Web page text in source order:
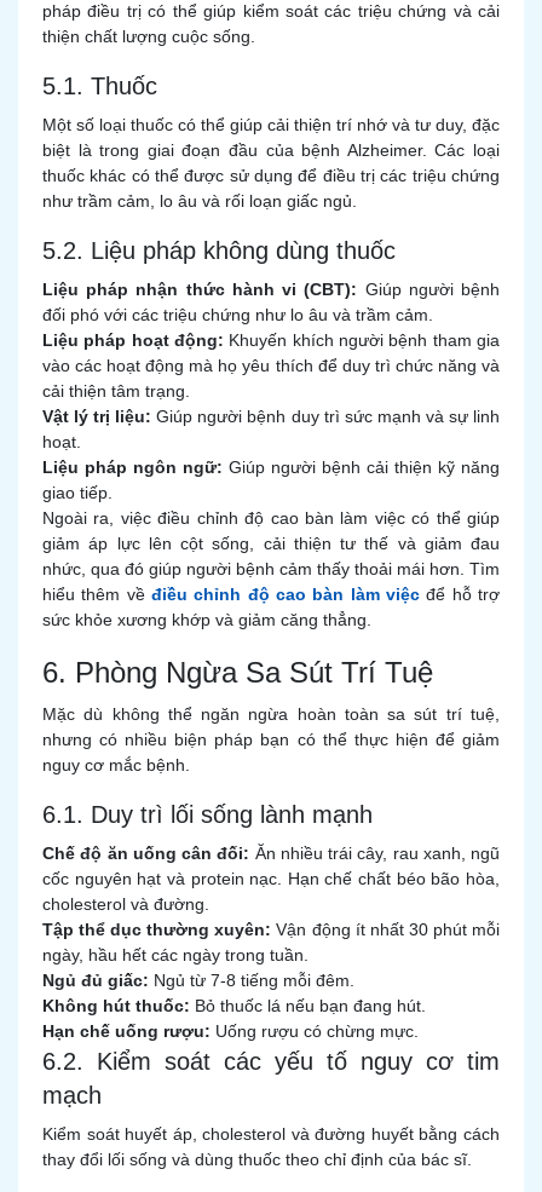
pháp điều trị có thể giúp kiểm soát các triệu chứng và cải
thiện chất lượng cuộc sống.
5.1. Thuốc
Một số loại thuốc có thể giúp cải thiện trí nhớ và tư duy, đặc
biệt là trong giai đoạn đầu của bệnh Alzheimer. Các loại
thuốc khác có thể được sử dụng để điều trị các triệu chứng
như trầm cảm, lo âu và rối loạn giấc ngủ.
5.2. Liệu pháp không dùng thuốc
Liệu pháp nhận thức hành vi (CBT): Giúp người bệnh
đối phó với các triệu chứng như lo âu và trầm cảm.
Liệu pháp hoạt động: Khuyến khích người bệnh tham gia
vào các hoạt động mà họ yêu thích để duy trì chức năng và
cải thiện tâm trạng.
Vật lý trị liệu: Giúp người bệnh duy trì sức mạnh và sự linh
hoạt.
Liệu pháp ngôn ngữ: Giúp người bệnh cải thiện kỹ năng
giao tiếp.
Ngoài ra, việc điều chỉnh độ cao bàn làm việc có thể giúp
giảm áp lực lên cột sống, cải thiện tư thế và giảm đau
nhức, qua đó giúp người bệnh cảm thấy thoải mái hơn. Tìm
hiểu thêm về điều chỉnh độ cao bàn làm việc để hỗ trợ
sức khỏe xương khớp và giảm căng thẳng.
6. Phòng Ngừa Sa Sút Trí Tuệ
Mặc dù không thể ngăn ngừa hoàn toàn sa sút trí tuệ,
nhưng có nhiều biện pháp bạn có thể thực hiện để giảm
nguy cơ mắc bệnh.
6.1. Duy trì lối sống lành mạnh
Chế độ ăn uống cân đối: Ăn nhiều trái cây, rau xanh, ngũ
cốc nguyên hạt và protein nạc. Hạn chế chất béo bão hòa,
cholesterol và đường.
Tập thể dục thường xuyên: Vận động ít nhất 30 phút mỗi
ngày, hầu hết các ngày trong tuần.
Ngủ đủ giấc: Ngủ từ 7-8 tiếng mỗi đêm.
Không hút thuốc: Bỏ thuốc lá nếu bạn đang hút.
Hạn chế uống rượu: Uống rượu có chừng mực.
6.2. Kiểm soát các yếu tố nguy cơ tim
mạch
Kiểm soát huyết áp, cholesterol và đường huyết bằng cách
thay đổi lối sống và dùng thuốc theo chỉ định của bác sĩ.